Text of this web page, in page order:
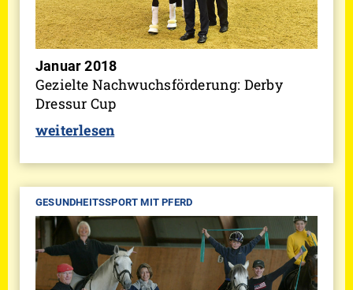
Januar 2018
Gezielte Nachwuchsförderung: Derby
Dressur Cup
weiterlesen
GESUNDHEITSSPORT MIT PFERD